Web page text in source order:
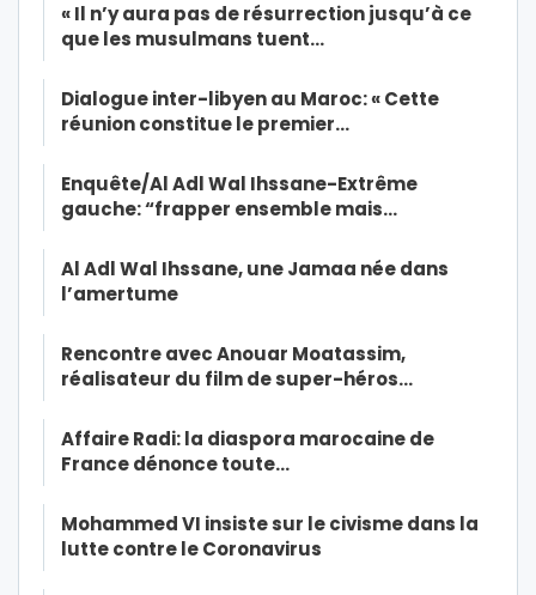
« Il n’y aura pas de résurrection jusqu’à ce
que les musulmans tuent…
Dialogue inter-libyen au Maroc: « Cette
réunion constitue le premier…
Enquête/Al Adl Wal Ihssane-Extrême
gauche: “frapper ensemble mais…
Al Adl Wal Ihssane, une Jamaa née dans
l’amertume
Rencontre avec Anouar Moatassim,
réalisateur du film de super-héros…
Affaire Radi: la diaspora marocaine de
France dénonce toute…
Mohammed VI insiste sur le civisme dans la
lutte contre le Coronavirus